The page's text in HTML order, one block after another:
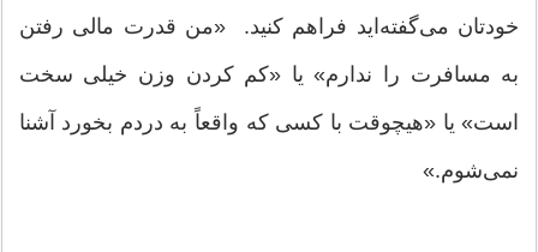
خودتان می‌گفته‌اید فراهم کنید. «من قدرت مالی رفتن
به مسافرت را ندارم» یا «کم کردن وزن خیلی سخت
است» یا «هیچوقت با کسی که واقعاً به دردم بخورد آشنا
نمی‌شوم.»